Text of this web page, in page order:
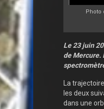
Photo
Le 23 juin
de Mercure.
La
les deux
dans une